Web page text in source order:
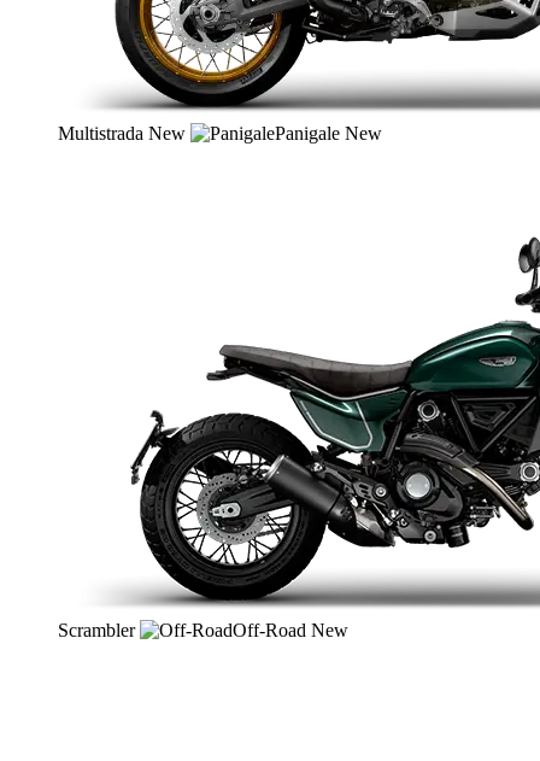
Multistrada New Panigale New
Scrambler Off-Road New